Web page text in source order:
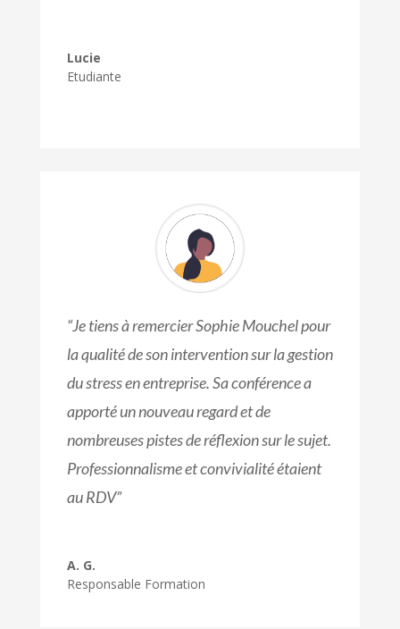
Lucie
Etudiante
“Je tiens à remercier Sophie Mouchel pour
la qualité de son intervention sur la gestion
du stress en entreprise. Sa conférence a
apporté un nouveau regard et de
nombreuses pistes de réflexion sur le sujet.
Professionnalisme et convivialité étaient
au RDV”
A. G.
Responsable Formation